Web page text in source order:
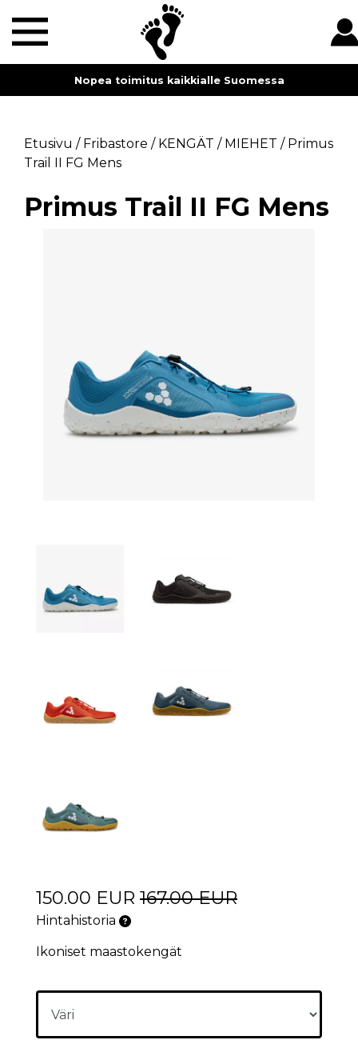
Nopea toimitus kaikkialle Suomessa
Etusivu / Fribastore / KENGÄT / MIEHET / Primus
Trail II FG Mens
Primus Trail II FG Mens
150.00 EUR 167.00 EUR
Hintahistoria
Ikoniset maastokengät